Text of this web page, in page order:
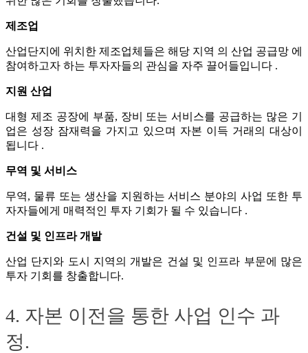
제조업
산업단지에 위치한 제조업체들은 해당 지역 의 산업 공급망 에
참여하고자 하는 투자자들의 관심을 자주 끌어들입니다 .
지원 산업
대형 제조 공장에 부품, 장비 또는 서비스를 공급하는 많은 기
업은 성장 잠재력을 가지고 있으며 자본 이득 거래의 대상이
됩니다 .
무역 및 서비스
무역, 물류 또는 생산을 지원하는 서비스 분야의 사업 또한 투
자자들에게 매력적인 투자 기회가 될 수 있습니다 .
건설 및 인프라 개발
산업 단지와 도시 지역의 개발은 건설 및 인프라 부문에 많은
투자 기회를 창출합니다.
4. 자본 이전을 통한 사업 인수 과
정.